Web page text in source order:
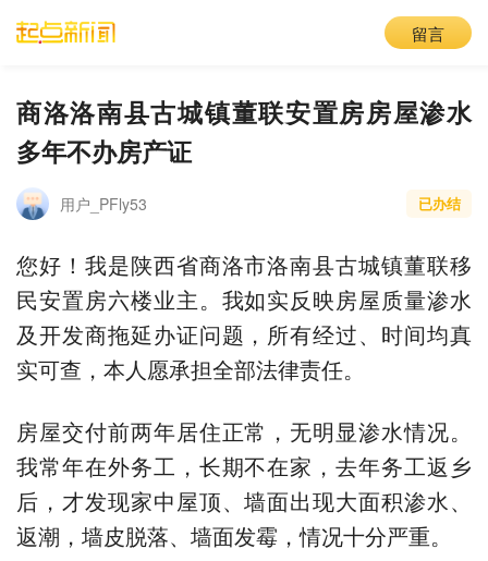
留言
商洛洛南县古城镇董联安置房房屋渗水
多年不办房产证
用户_PFly53 已办结
您好！我是陕西省商洛市洛南县古城镇董联移
民安置房六楼业主。我如实反映房屋质量渗水
及开发商拖延办证问题，所有经过、时间均真
实可查，本人愿承担全部法律责任。
房屋交付前两年居住正常，无明显渗水情况。
我常年在外务工，长期不在家，去年务工返乡
后，才发现家中屋顶、墙面出现大面积渗水、
返潮，墙皮脱落、墙面发霉，情况十分严重。